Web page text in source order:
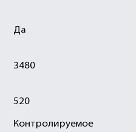
Да
3480
520
Контролируемое